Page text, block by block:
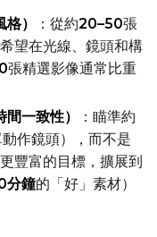
Flip X
Flip X
ToggleFlip Y
256
256
512
512
） ：從約20–50張
望在光線、鏡頭和構
張精選影像通常比重
一致性）
：瞄準約
作鏡頭），而不是
豐富的目標，擴展到
分鐘的「好」素材）